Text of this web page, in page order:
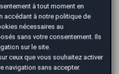
de votre véhicule
à tout moment en
accédant à notre politique de
nécessaires au
sans votre consentement. Ils
sur le site.
ceux que vous souhaitez activer
navigation sans accepter.